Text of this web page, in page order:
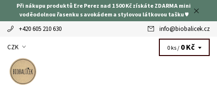
Při nákupu produktů Ere Perez nad 1 500 Kč získáte ZDARMA mini
voděodolnou řasenku s avokádem a stylovou látkovou tašku ♥
+420 605 210 630 info@biobalicek.cz
CZK 0 ks / 0 Kč